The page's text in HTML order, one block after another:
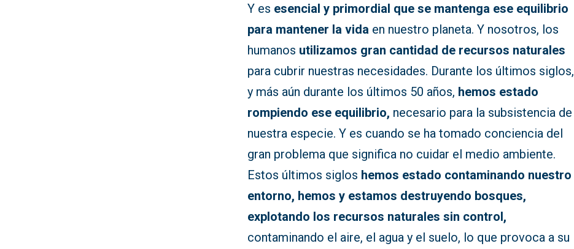
Y es esencial y primordial que se mantenga ese equilibrio
para mantener la vida en nuestro planeta. Y nosotros, los
humanos utilizamos gran cantidad de recursos naturales
para cubrir nuestras necesidades. Durante los últimos siglos,
y más aún durante los últimos 50 años, hemos estado
rompiendo ese equilibrio, necesario para la subsistencia de
nuestra especie. Y es cuando se ha tomado conciencia del
gran problema que significa no cuidar el medio ambiente.
Estos últimos siglos hemos estado contaminando nuestro
entorno, hemos y estamos destruyendo bosques,
explotando los recursos naturales sin control,
contaminando el aire, el agua y el suelo, lo que provoca a su